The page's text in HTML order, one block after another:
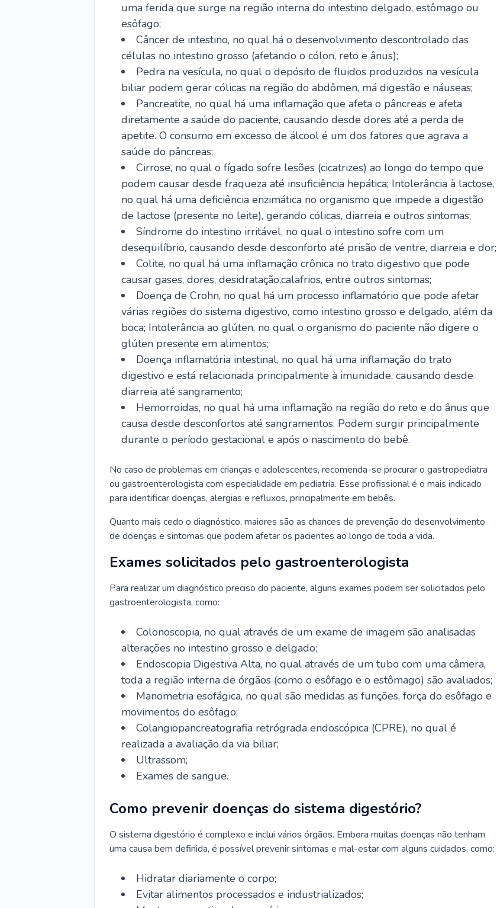
uma ferida que surge na região interna do intestino delgado, estômago ou
esôfago;
Câncer de intestino, no qual há o desenvolvimento descontrolado das
células no intestino grosso (afetando o cólon, reto e ânus);
Pedra na vesícula, no qual o depósito de fluidos produzidos na vesícula
biliar podem gerar cólicas na região do abdômen, má digestão e náuseas;
Pancreatite, no qual há uma inflamação que afeta o pâncreas e afeta
diretamente a saúde do paciente, causando desde dores até a perda de
apetite. O consumo em excesso de álcool é um dos fatores que agrava a
saúde do pâncreas;
Cirrose, no qual o fígado sofre lesões (cicatrizes) ao longo do tempo que
podem causar desde fraqueza até insuficiência hepática; Intolerância à lactose,
no qual há uma deficiência enzimática no organismo que impede a digestão
de lactose (presente no leite), gerando cólicas, diarreia e outros sintomas;
Síndrome do intestino irritável, no qual o intestino sofre com um
desequilíbrio, causando desde desconforto até prisão de ventre, diarreia e dor;
Colite, no qual há uma inflamação crônica no trato digestivo que pode
causar gases, dores, desidratação,calafrios, entre outros sintomas;
Doença de Crohn, no qual há um processo inflamatório que pode afetar
várias regiões do sistema digestivo, como intestino grosso e delgado, além da
boca; Intolerância ao glúten, no qual o organismo do paciente não digere o
glúten presente em alimentos;
Doença inflamatória intestinal, no qual há uma inflamação do trato
digestivo e está relacionada principalmente à imunidade, causando desde
diarreia até sangramento;
Hemorroidas, no qual há uma inflamação na região do reto e do ânus que
causa desde desconfortos até sangramentos. Podem surgir principalmente
durante o período gestacional e após o nascimento do bebê.
No caso de problemas em crianças e adolescentes, recomenda-se procurar o gastropediatra
ou gastroenterologista com especialidade em pediatria. Esse profissional é o mais indicado
para identificar doenças, alergias e refluxos, principalmente em bebês.
Quanto mais cedo o diagnóstico, maiores são as chances de prevenção do desenvolvimento
de doenças e sintomas que podem afetar os pacientes ao longo de toda a vida.
Exames solicitados pelo gastroenterologista
Para realizar um diagnóstico preciso do paciente, alguns exames podem ser solicitados pelo
gastroenterologista, como:
Colonoscopia, no qual através de um exame de imagem são analisadas
alterações no intestino grosso e delgado;
Endoscopia Digestiva Alta, no qual através de um tubo com uma câmera,
toda a região interna de órgãos (como o esôfago e o estômago) são avaliados;
Manometria esofágica, no qual são medidas as funções, força do esôfago e
movimentos do esôfago;
Colangiopancreatografia retrógrada endoscópica (CPRE), no qual é
realizada a avaliação da via biliar;
Ultrassom;
Exames de sangue.
Como prevenir doenças do sistema digestório?
O sistema digestório é complexo e inclui vários órgãos. Embora muitas doenças não tenham
uma causa bem definida, é possível prevenir sintomas e mal-estar com alguns cuidados, como:
Hidratar diariamente o corpo;
Evitar alimentos processados e industrializados;